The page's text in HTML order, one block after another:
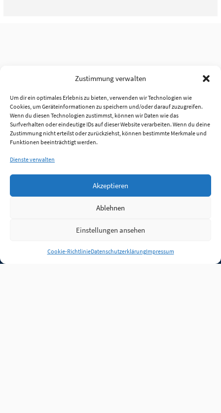
Zustimmung verwalten
Um dir ein optimales Erlebnis zu bieten, verwenden wir Technologien wie
Cookies, um Geräteinformationen zu speichern und/oder darauf zuzugreifen.
Wenn du diesen Technologien zustimmst, können wir Daten wie das
Surfverhalten oder eindeutige IDs auf dieser Website verarbeiten. Wenn du deine
Zustimmung nicht erteilst oder zurückziehst, können bestimmte Merkmale und
Funktionen beeinträchtigt werden.
Dienste verwalten
Akzeptieren
Ablehnen
Einstellungen ansehen
Cookie-RichtlinieDatenschutzerklärungImpressum
Anmelden
Jobs Partner FAQ Quellen